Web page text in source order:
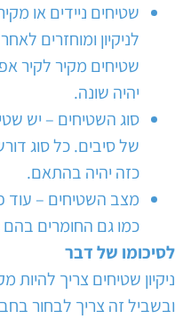
שטיחים ניידים או
לניקיון ומוחזרים
שטיחים מקיר לקיר
יהיה שונה.
סוג השטיחים – יש
של סיבים. כל סוג
כזה יהיה בהתאם.
מצב השטיחים – עוד
כמו גם החומרים בהם
לסיכומו של דבר
ניקיון שטיחים צריך להיות
ובשביל זה צריך לבחור